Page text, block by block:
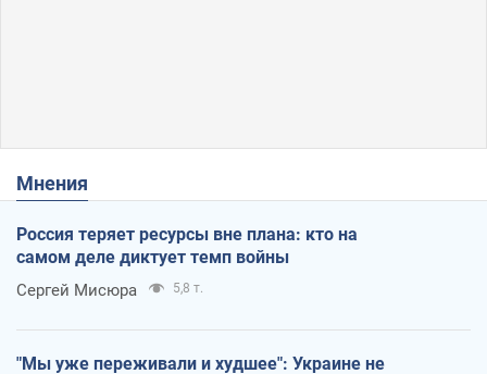
Мнения
Россия теряет ресурсы вне плана: кто на
самом деле диктует темп войны
Сергей Мисюра 5,8 т.
"Мы уже переживали и худшее": Украине не